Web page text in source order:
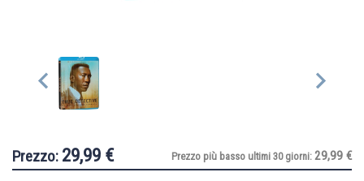
Prezzo: 29,99 € Prezzo più basso ultimi 30 giorni: 29,99 €